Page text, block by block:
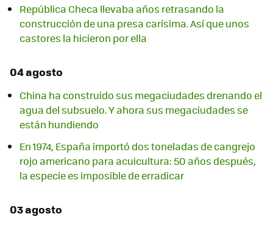
República Checa llevaba años retrasando la
construcción de una presa carísima. Así que unos
castores la hicieron por ella
04 agosto
China ha construido sus megaciudades drenando el
agua del subsuelo. Y ahora sus megaciudades se
están hundiendo
En 1974, España importó dos toneladas de cangrejo
rojo americano para acuicultura: 50 años después,
la especie es imposible de erradicar
03 agosto